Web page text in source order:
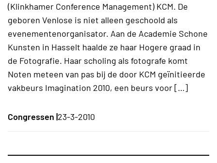
(Klinkhamer Conference Management) KCM. De
geboren Venlose is niet alleen geschoold als
evenementenorganisator. Aan de Academie Schone
Kunsten in Hasselt haalde ze haar Hogere graad in
de Fotografie. Haar scholing als fotografe komt
Noten meteen van pas bij de door KCM geïnitieerde
vakbeurs Imagination 2010, een beurs voor […]
Congressen |23-3-2010